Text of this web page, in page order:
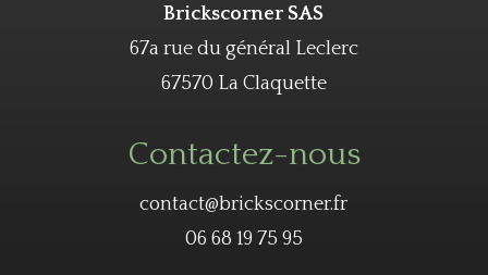
Brickscorner SAS
67a rue du général Leclerc
67570 La Claquette
Contactez-nous
contact@brickscorner.fr
06 68 19 75 95